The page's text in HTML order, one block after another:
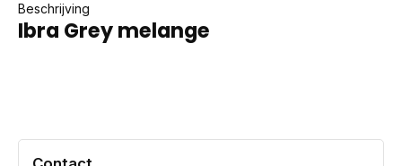
Beschrijving
Ibra Grey melange